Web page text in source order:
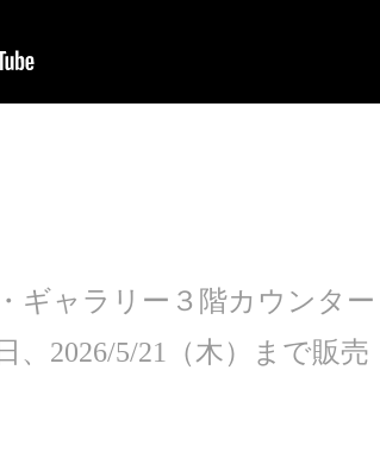
ギャラリー３階カウンター
2026/5/21（木）まで販売